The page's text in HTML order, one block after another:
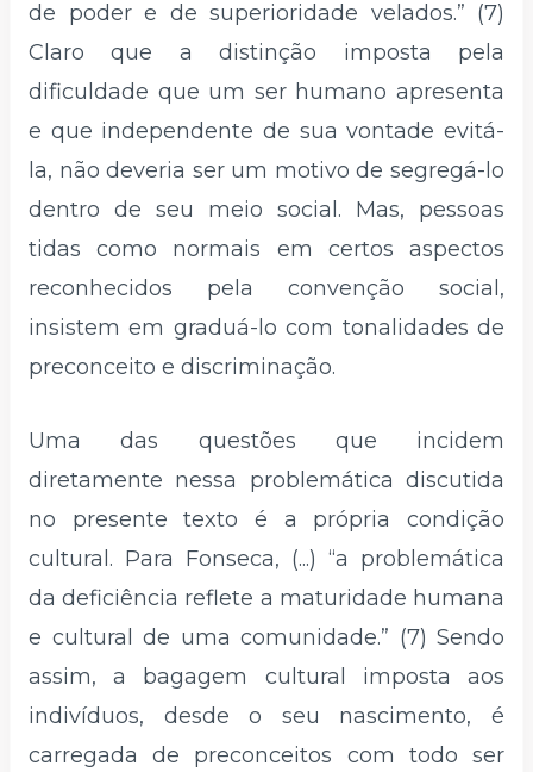
de poder e de superioridade velados.” (7)
Claro que a distinção imposta pela
dificuldade que um ser humano apresenta
e que independente de sua vontade evitá-
la, não deveria ser um motivo de segregá-lo
dentro de seu meio social. Mas, pessoas
tidas como normais em certos aspectos
reconhecidos pela convenção social,
insistem em graduá-lo com tonalidades de
preconceito e discriminação.
Uma das questões que incidem
diretamente nessa problemática discutida
no presente texto é a própria condição
cultural. Para Fonseca, (...) “a problemática
da deficiência reflete a maturidade humana
e cultural de uma comunidade.” (7) Sendo
assim, a bagagem cultural imposta aos
indivíduos, desde o seu nascimento, é
carregada de preconceitos com todo ser